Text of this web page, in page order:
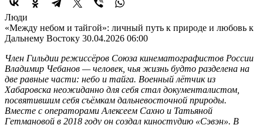
Люди
«Между небом и тайгой»: личный путь к природе и любовь к
Дальнему Востоку 30.04.2026 06:00
Член Гильдии режиссёров Союза кинематографистов России
Владимир Чебанов — человек, чья жизнь будто разделена на
две равные части: небо и тайга. Военный лётчик из
Хабаровска неожиданно для себя стал документалистом,
посвятившим себя съёмкам дальневосточной природы.
Вместе с операторами Алексеем Сахно и Татьяной
Гетмановой в 2018 году он создал киностудию «Сэвэн». В